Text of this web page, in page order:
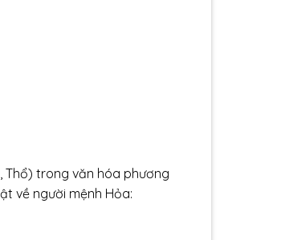
Thổ) trong văn hóa phương
về người mệnh Hỏa: